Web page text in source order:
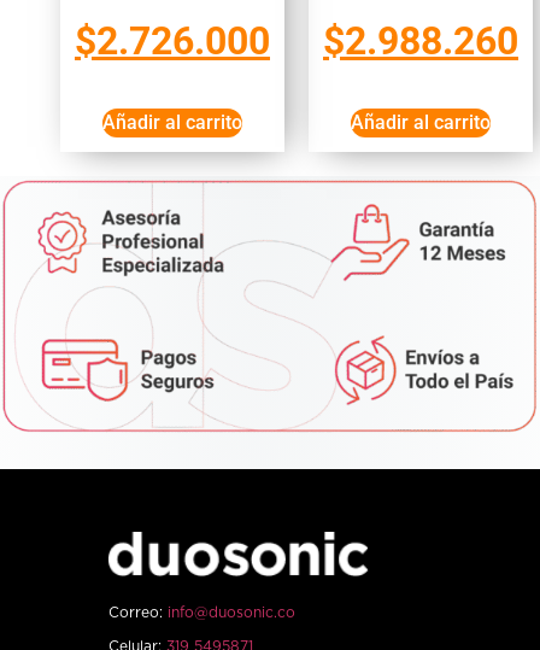
$2.726.000
Añadir al carrito
$2.988.260
Añadir al carrito
Correo: info@duosonic.co
Celular: 319 5495871